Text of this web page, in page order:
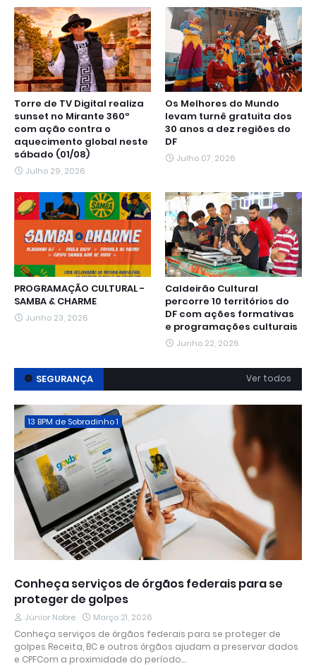
Torre de TV Digital realiza
sunset no Mirante 360º
com ação contra o
aquecimento global neste
sábado (01/08)
Julho 29, 2026
Os Melhores do Mundo
levam turnê gratuita dos
30 anos a dez regiões do
DF
Julho 07, 2026
PROGRAMAÇÃO CULTURAL -
SAMBA & CHARME
Junho 23, 2026
Caldeirão Cultural
percorre 10 territórios do
DF com ações formativas
e programações culturais
Junho 22, 2026
SEGURANÇA Ver todos
13 BPM de Sobradinho 1
Conheça serviços de órgãos federais para se
proteger de golpes
Júnior Nobre Março 21, 2026
Conheça serviços de órgãos federais para se proteger de
golpes Receita, BC e outros órgãos ajudam a preservar dados
e CPFCom a proximidade do período…